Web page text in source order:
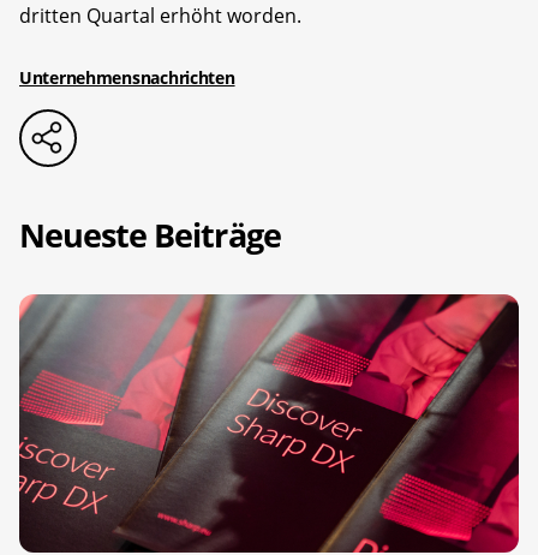
dritten Quartal erhöht worden.
Unternehmensnachrichten
Neueste Beiträge